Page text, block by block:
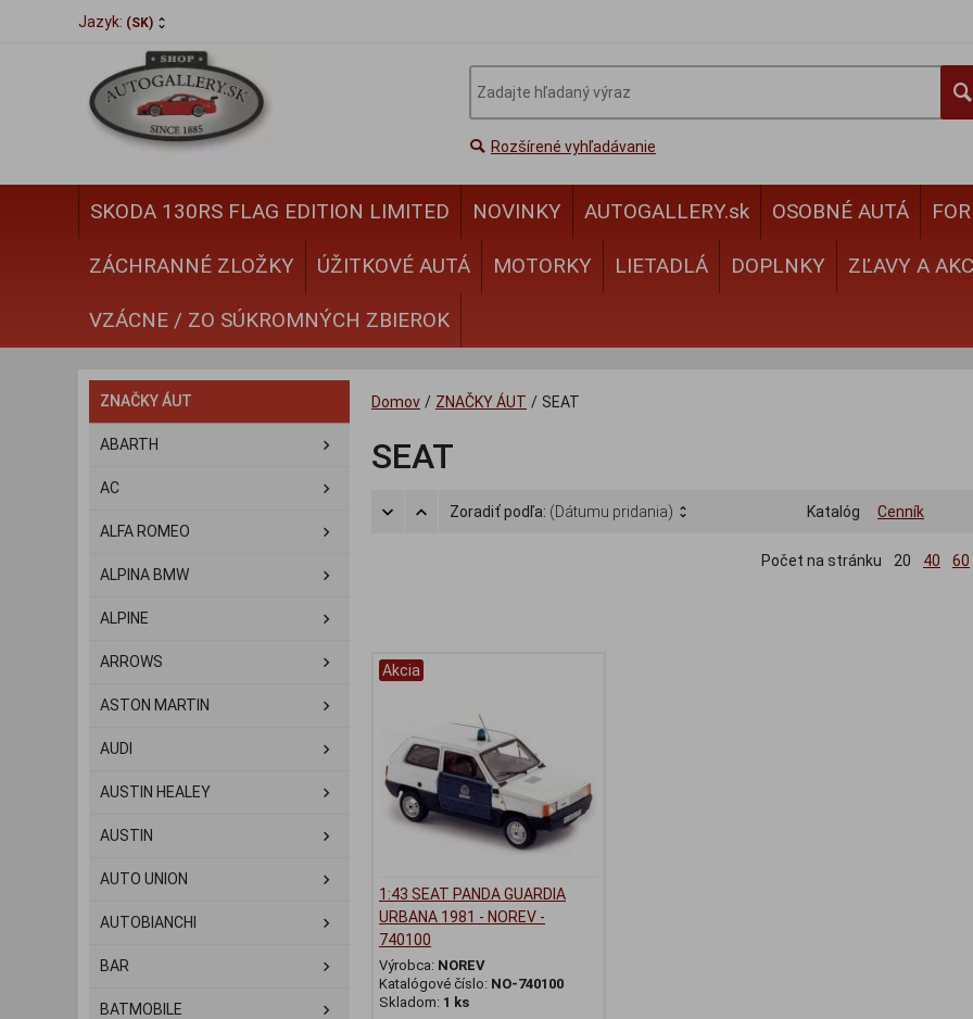
Jazyk: (SK)
Rozšírené vyhľadávanie
SKODA 130RS FLAG EDITION LIMITED NOVINKY AUTOGALLERY.sk OSOBNÉ AUTÁ
ZÁCHRANNÉ ZLOŽKY ÚŽITKOVÉ AUTÁ MOTORKY LIETADLÁ DOPLNKY ZĽAVY A
VZÁCNE / ZO SÚKROMNÝCH ZBIEROK
ZNAČKY ÁUT
ABARTH
AC
ALFA ROMEO
ALPINA BMW
ALPINE
ARROWS
ASTON MARTIN
AUDI
AUSTIN HEALEY
AUSTIN
AUTO UNION
AUTOBIANCHI
BAR
BATMOBILE
Domov / ZNAČKY ÁUT / SEAT
SEAT
Zoradiť podľa: (Dátumu pridania) Katalóg Cenník
Počet na stránku 20 40 60
Akcia
1:43 SEAT PANDA GUARDIA
URBANA 1981 - NOREV -
740100
Výrobca: NOREV
Katalógové číslo: NO-740100
Skladom: 1 ks